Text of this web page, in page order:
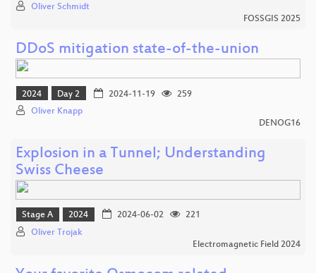
Oliver Schmidt
FOSSGIS 2025
DDoS mitigation state-of-the-union
2024 Day 2 2024-11-19
259
Oliver Knapp
DENOG16
Explosion in a Tunnel; Understanding
Swiss Cheese
Stage A 2024 2024-06-02
221
Oliver Trojak
Electromagnetic Field 2024